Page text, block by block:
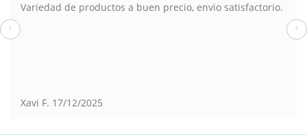
Variedad de productos a buen precio, envio satisfactorio.
Xavi F. 17/12/2025
‹ ›